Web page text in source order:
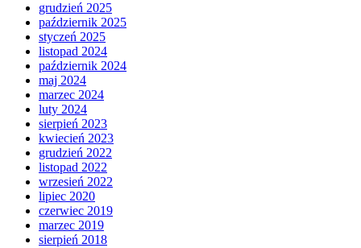
grudzień 2025
październik 2025
styczeń 2025
listopad 2024
październik 2024
maj 2024
marzec 2024
luty 2024
sierpień 2023
kwiecień 2023
grudzień 2022
listopad 2022
wrzesień 2022
lipiec 2020
czerwiec 2019
marzec 2019
sierpień 2018